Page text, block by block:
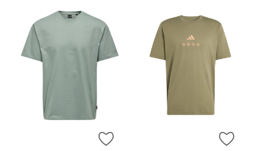
ZUR WUNSCHLISTE HINZUFÜGEN
ZUR